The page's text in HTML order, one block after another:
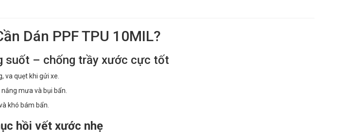
Dán PPF TPU 10MIL?
suốt – chống trầy xước cực tốt
va quẹt khi gửi xe.
mưa và bụi bẩn.
khó bám bẩn.
hồi vết xước nhẹ